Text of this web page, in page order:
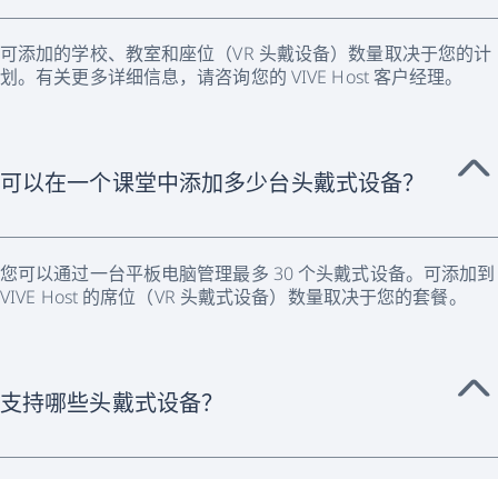
可添加的学校、教室和座位（VR 头戴设备）数量取决于您的计
划。有关更多详细信息，请咨询您的 VIVE Host 客户经理。
可以在一个课堂中添加多少台头戴式设备？
您可以通过一台平板电脑管理最多 30 个头戴式设备。可添加到
VIVE Host 的席位（VR 头戴式设备）数量取决于您的套餐。
支持哪些头戴式设备？